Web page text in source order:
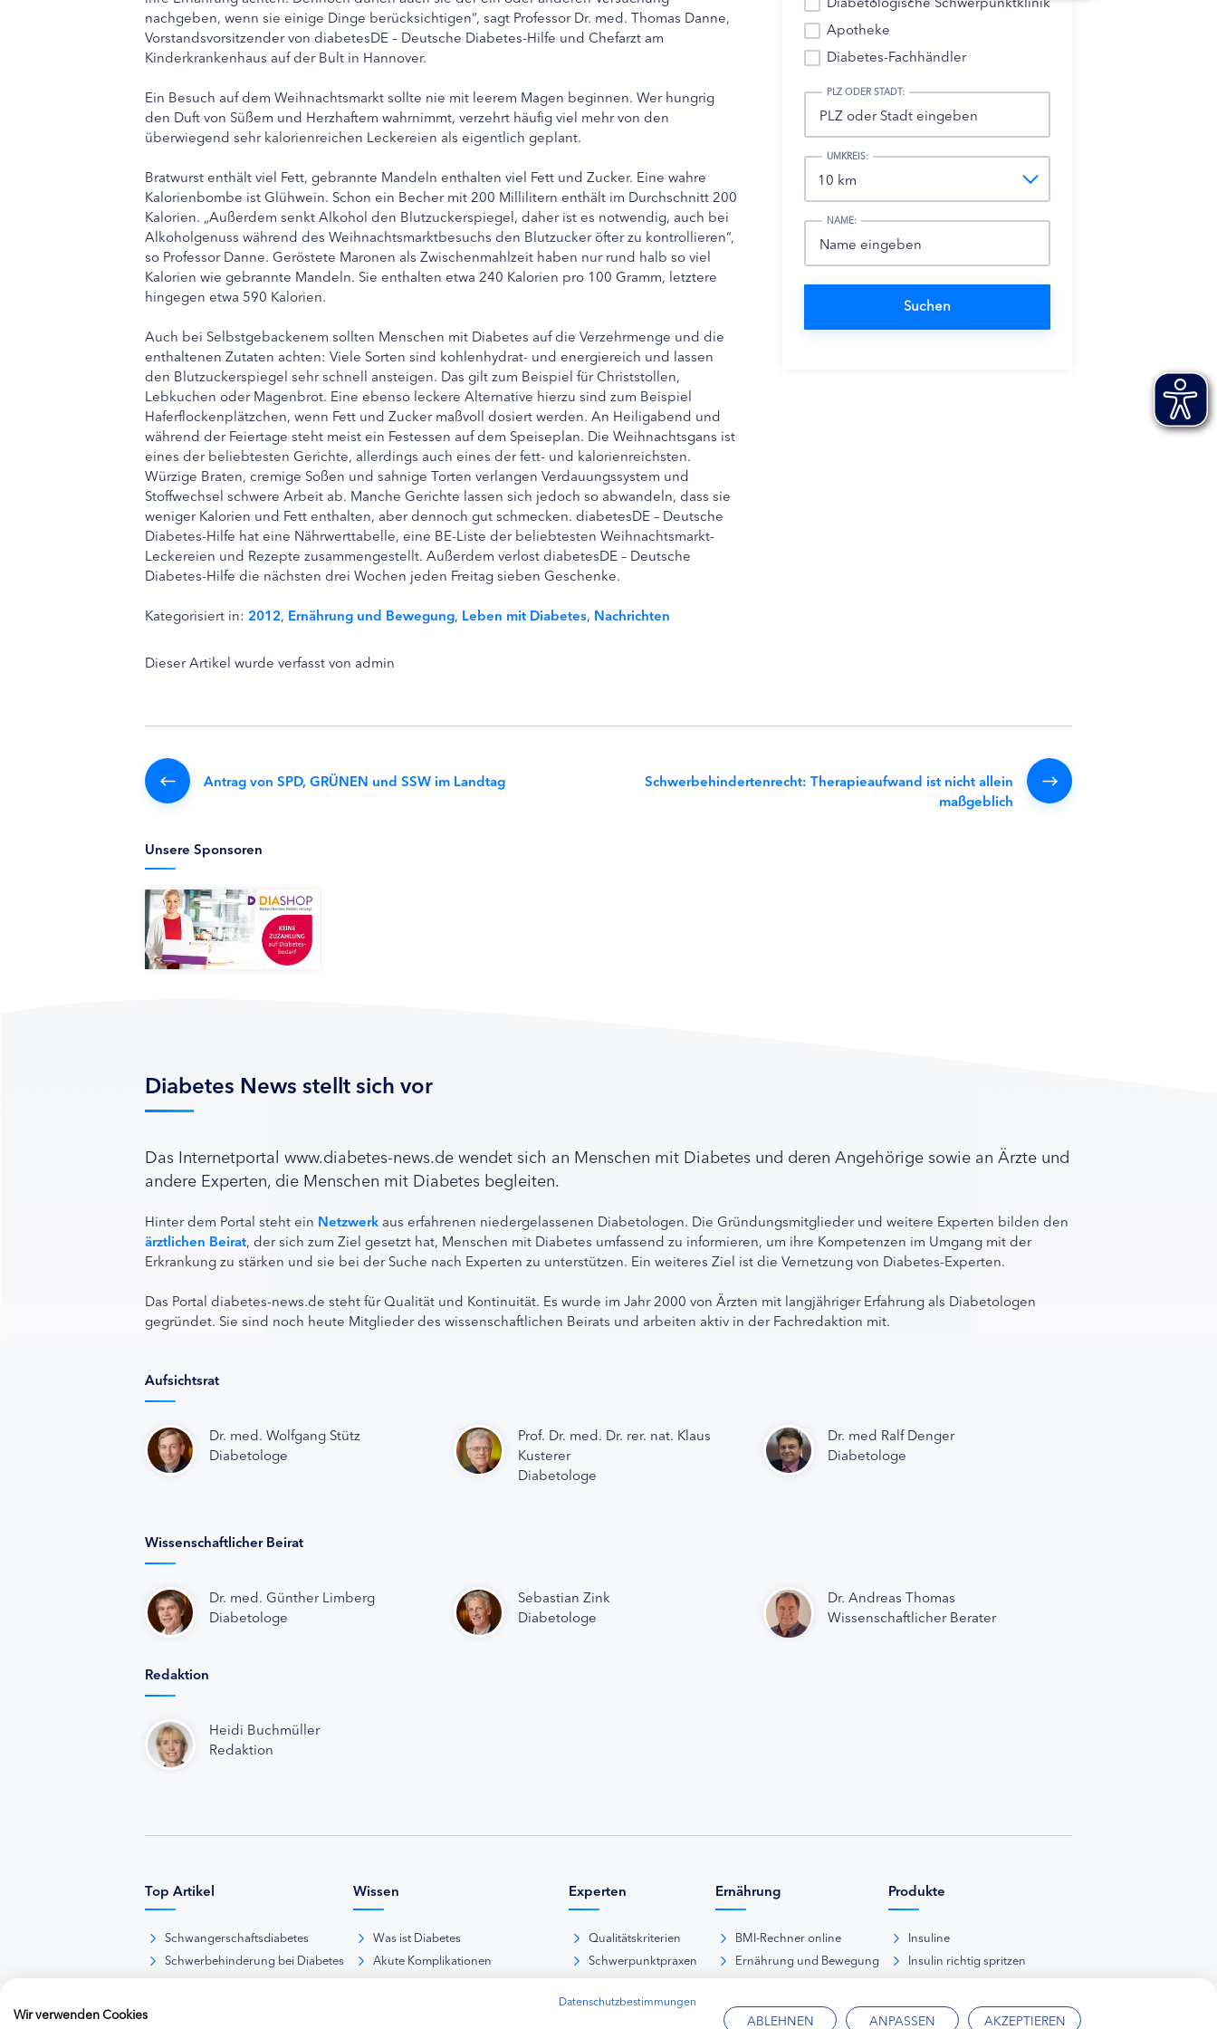
nachgeben, wenn sie einige Dinge berücksichtigen“, sagt Professor Dr. med. Thomas Danne,
Vorstandsvorsitzender von diabetesDE – Deutsche Diabetes-Hilfe und Chefarzt am
Kinderkrankenhaus auf der Bult in Hannover.
Ein Besuch auf dem Weihnachtsmarkt sollte nie mit leerem Magen beginnen. Wer hungrig
den Duft von Süßem und Herzhaftem wahrnimmt, verzehrt häufig viel mehr von den
überwiegend sehr kalorienreichen Leckereien als eigentlich geplant.
Bratwurst enthält viel Fett, gebrannte Mandeln enthalten viel Fett und Zucker. Eine wahre
Kalorienbombe ist Glühwein. Schon ein Becher mit 200 Millilitern enthält im Durchschnitt 200
Kalorien. „Außerdem senkt Alkohol den Blutzuckerspiegel, daher ist es notwendig, auch bei
Alkoholgenuss während des Weihnachtsmarktbesuchs den Blutzucker öfter zu kontrollieren“,
so Professor Danne. Geröstete Maronen als Zwischenmahlzeit haben nur rund halb so viel
Kalorien wie gebrannte Mandeln. Sie enthalten etwa 240 Kalorien pro 100 Gramm, letztere
hingegen etwa 590 Kalorien.
Auch bei Selbstgebackenem sollten Menschen mit Diabetes auf die Verzehrmenge und die
enthaltenen Zutaten achten: Viele Sorten sind kohlenhydrat- und energiereich und lassen
den Blutzuckerspiegel sehr schnell ansteigen. Das gilt zum Beispiel für Christstollen,
Lebkuchen oder Magenbrot. Eine ebenso leckere Alternative hierzu sind zum Beispiel
Haferflockenplätzchen, wenn Fett und Zucker maßvoll dosiert werden. An Heiligabend und
während der Feiertage steht meist ein Festessen auf dem Speiseplan. Die Weihnachtsgans ist
eines der beliebtesten Gerichte, allerdings auch eines der fett- und kalorienreichsten.
Würzige Braten, cremige Soßen und sahnige Torten verlangen Verdauungssystem und
Stoffwechsel schwere Arbeit ab. Manche Gerichte lassen sich jedoch so abwandeln, dass sie
weniger Kalorien und Fett enthalten, aber dennoch gut schmecken. diabetesDE – Deutsche
Diabetes-Hilfe hat eine Nährwerttabelle, eine BE-Liste der beliebtesten Weihnachtsmarkt-
Leckereien und Rezepte zusammengestellt. Außerdem verlost diabetesDE – Deutsche
Diabetes-Hilfe die nächsten drei Wochen jeden Freitag sieben Geschenke.
Kategorisiert in: 2012, Ernährung und Bewegung, Leben mit Diabetes, Nachrichten
Dieser Artikel wurde verfasst von admin
Antrag von SPD, GRÜNEN und SSW im Landtag
Schwerbehindertenrecht: Therapieaufwand ist nicht allein
maßgeblich
Apotheke
Diabetes-Fachhändler
PLZ ODER STADT:
UMKREIS:
NAME:
Unsere Sponsoren
Diabetes News stellt sich vor
Das Internetportal www.diabetes-news.de wendet sich an Menschen mit Diabetes und deren Angehörige sowie an Ärzte und
andere Experten, die Menschen mit Diabetes begleiten.
Hinter dem Portal steht ein Netzwerk aus erfahrenen niedergelassenen Diabetologen. Die Gründungsmitglieder und weitere Experten bilden den
ärztlichen Beirat, der sich zum Ziel gesetzt hat, Menschen mit Diabetes umfassend zu informieren, um ihre Kompetenzen im Umgang mit der
Erkrankung zu stärken und sie bei der Suche nach Experten zu unterstützen. Ein weiteres Ziel ist die Vernetzung von Diabetes-Experten.
Das Portal diabetes-news.de steht für Qualität und Kontinuität. Es wurde im Jahr 2000 von Ärzten mit langjähriger Erfahrung als Diabetologen
gegründet. Sie sind noch heute Mitglieder des wissenschaftlichen Beirats und arbeiten aktiv in der Fachredaktion mit.
Aufsichtsrat
Dr. med. Wolfgang Stütz
Diabetologe
Prof. Dr. med. Dr. rer. nat. Klaus
Kusterer
Diabetologe
Dr. med Ralf Denger
Diabetologe
Wissenschaftlicher Beirat
Dr. med. Günther Limberg
Diabetologe
Sebastian Zink
Diabetologe
Dr. Andreas Thomas
Wissenschaftlicher Berater
Redaktion
Heidi Buchmüller
Redaktion
Top Artikel
Schwangerschaftsdiabetes
Schwerbehinderung bei Diabetes
Wissen
Was ist Diabetes
Akute Komplikationen
Experten
Qualitätskriterien
Schwerpunktpraxen
Kliniken
Ernährung
BMI-Rechner online
Ernährung und Bewegung
Lebensmittelkunde
Produkte
Insuline
Insulin richtig spritzen
Datenschutzbestimmungen
Wir verwenden Cookies ABLEHNEN ANPASSEN AKZEPTIEREN